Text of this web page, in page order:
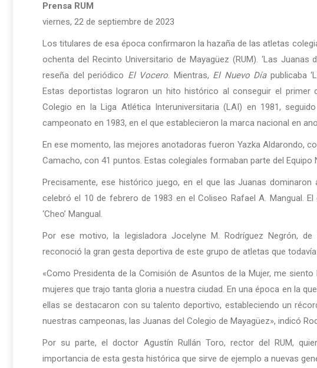
Prensa RUM
viernes, 22 de septiembre de 2023
Los titulares de esa época confirmaron la hazaña de las atletas
ochenta del Recinto Universitario de Mayagüez (RUM). ‘Las
reseña del periódico El Vocero. Mientras, El Nuevo Díapublicaba
Estas deportistas lograron un hito histórico al conseguir el primer
Colegio en la Liga Atlética Interuniversitaria (LAI) en 1981,
campeonato en 1983, en el que establecieron la marca nacional en
En ese momento, las mejores anotadoras fueron Yazka Aldarondo,
Camacho, con 41 puntos. Estas colegiales formaban parte del Equipo
Precisamente, ese histórico juego, en el que las Juanas
celebró el 10 de febrero de 1983 en el Coliseo Rafael A. Mangual.
‘Cheo’ Mangual.
Por ese motivo, la legisladora Jocelyne M. Rodríguez Negrón,
reconoció la gran gesta deportiva de este grupo de atletas que
«Como Presidenta de la Comisión de Asuntos de la Mujer, me
mujeres que trajo tanta gloria a nuestra ciudad. En una época en la
ellas se destacaron con su talento deportivo, estableciendo un
nuestras campeonas, las Juanas del Colegio de Mayagüez», indicó
Por su parte, el doctor Agustín Rullán Toro, rector del RUM,
importancia de esta gesta histórica que sirve de ejemplo a nuevas